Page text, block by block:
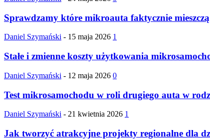
Sprawdzamy które mikroauta faktycznie
Daniel Szymański - 15 maja 2026 1
Stałe i zmienne koszty użytkowania
Daniel Szymański - 12 maja 2026 0
Test mikrosamochodu w roli drugiego auta w
Daniel Szymański - 21 kwietnia 2026 1
Jak tworzyć atrakcyjne projekty regionalne dla